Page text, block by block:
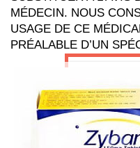
MÉDECIN. NOUS
USAGE DE CE
PRÉALABLE D’UN